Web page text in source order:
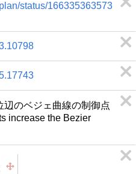
status/166335363573
のベジェ曲線の制御点
increase the Bezier